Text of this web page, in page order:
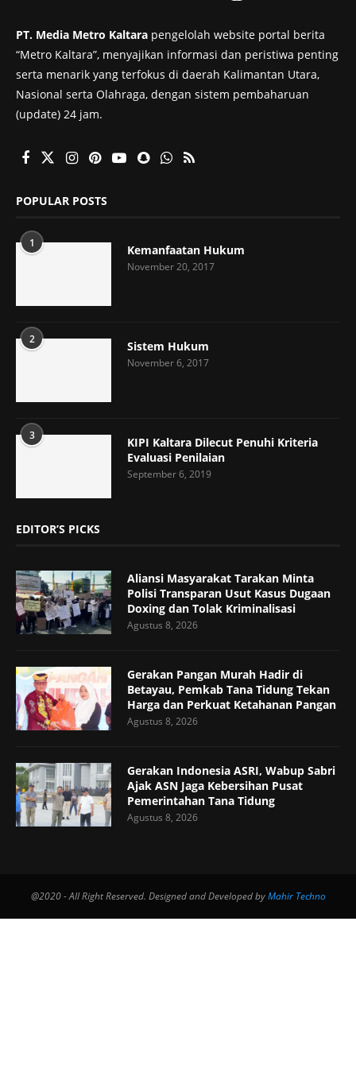
PT. Media Metro Kaltara pengelolah website portal berita
“Metro Kaltara”, menyajikan informasi dan peristiwa penting
serta menarik yang terfokus di daerah Kalimantan Utara,
Nasional serta Olahraga, dengan sistem pembaharuan
(update) 24 jam.
POPULAR POSTS
1 Kemanfaatan Hukum
November 20, 2017
2 Sistem Hukum
November 6, 2017
3
KIPI Kaltara Dilecut Penuhi Kriteria
Evaluasi Penilaian
September 6, 2019
EDITOR’S PICKS
Aliansi Masyarakat Tarakan Minta
Polisi Transparan Usut Kasus Dugaan
Doxing dan Tolak Kriminalisasi
Agustus 8, 2026
Gerakan Pangan Murah Hadir di
Betayau, Pemkab Tana Tidung Tekan
Harga dan Perkuat Ketahanan Pangan
Agustus 8, 2026
Gerakan Indonesia ASRI, Wabup Sabri
Ajak ASN Jaga Kebersihan Pusat
Pemerintahan Tana Tidung
Agustus 8, 2026
@2020 - All Right Reserved. Designed and Developed byMahir Techno